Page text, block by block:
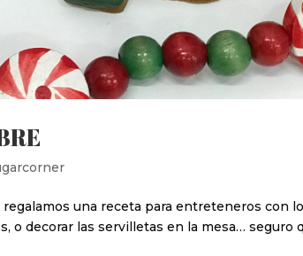
una receta para entreteneros con
o decorar las servilletas en la mesa… seguro